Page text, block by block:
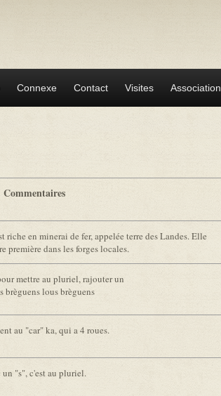
Connexe Contact Visites Association
Commentaires
riche en minerai de fer, appelée terre des Landes. Elle
première dans les forges locales.
mettre au pluriel, rajouter un
brèguens lous brèguens
au "car" ka, qui a 4 roues.
un "s", c'est au pluriel.